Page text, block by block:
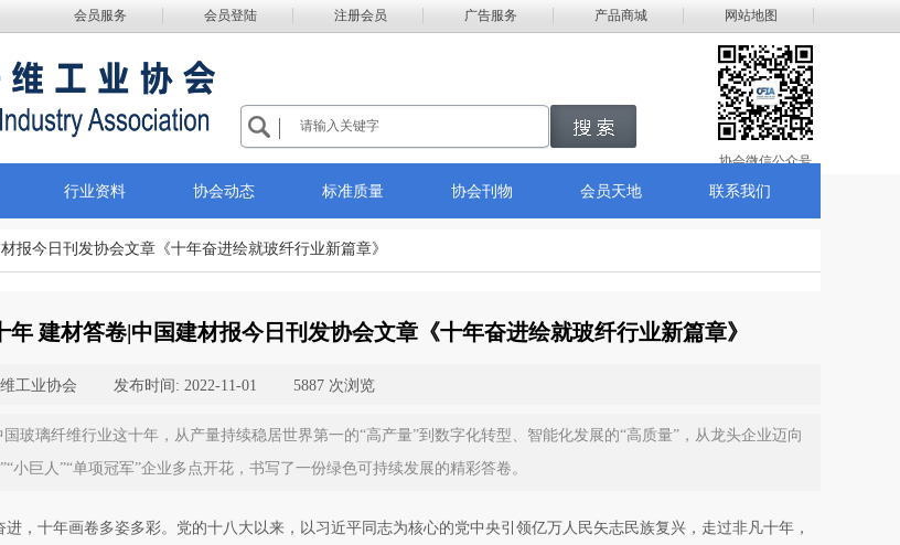
搜索
协会微信公众号
会员服务 会员登陆 注册会员 广告服务 产品商城 网站地图
行业资料 协会动态 标准质量 协会刊物 会员天地 联系我们
报今日刊发协会文章《十年奋进绘就玻纤行业新篇章》
年 建材答卷|中国建材报今日刊发协会文章《十年奋进绘就玻纤行业新篇章》
工业协会 发布时间: 2022-11-01 5887 次浏览
玻璃纤维行业这十年，从产量持续稳居世界第一的“高产量”到数字化转型、智能化发展的“高质量”，从龙头企业迈向
小巨人”“单项冠军”企业多点开花，书写了一份绿色可持续发展的精彩答卷。
进，十年画卷多姿多彩。党的十八大以来，以习近平同志为核心的党中央引领亿万人民矢志民族复兴，走过非凡十年，